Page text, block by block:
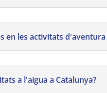
en les activitats d'aventura
a l'aigua a Catalunya?